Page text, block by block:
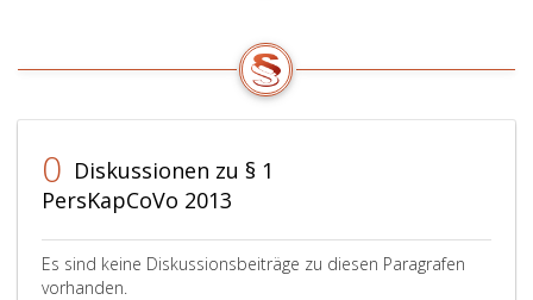
0 Diskussionen zu § 1
PersKapCoVo 2013
Es sind keine Diskussionsbeiträge zu diesen Paragrafen
vorhanden.